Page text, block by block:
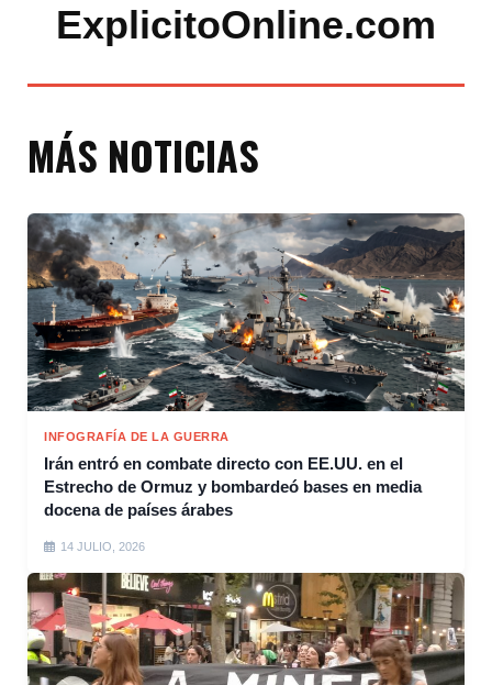
ExplicitoOnline.com
MÁS NOTICIAS
INFOGRAFÍA DE LA GUERRA
Irán entró en combate directo con EE.UU. en el
Estrecho de Ormuz y bombardeó bases en media
docena de países árabes
14 JULIO, 2026